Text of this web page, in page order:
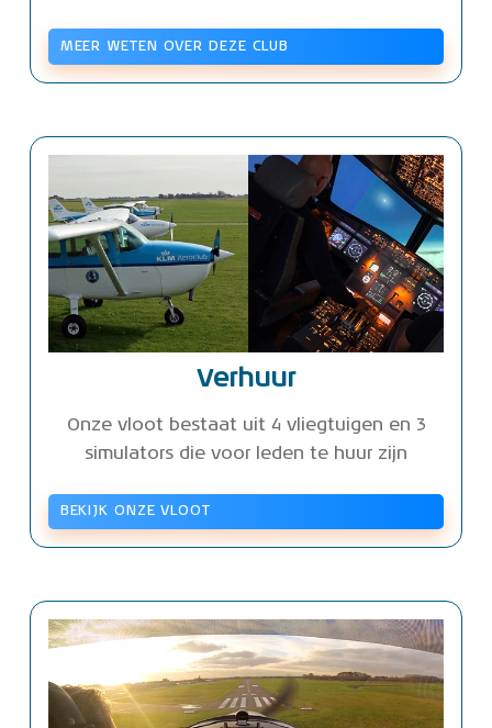
MEER WETEN OVER DEZE CLUB
Verhuur
Onze vloot bestaat uit 4 vliegtuigen en 3
simulators die voor leden te huur zijn
BEKIJK ONZE VLOOT